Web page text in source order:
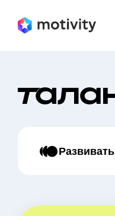
Развивать